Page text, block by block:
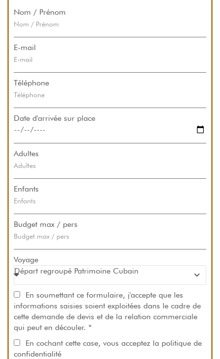
Nom / Prénom
E-mail
Téléphone
Date d'arrivée sur place
Adultes
Enfants
Budget max / pers
Voyage
En soumettant ce formulaire, j'accepte que les
informations saisies soient exploitées dans le cadre de
cette demande de devis et de la relation commerciale
qui peut en découler. *
En cochant cette case, vous acceptez la politique de
confidentialité